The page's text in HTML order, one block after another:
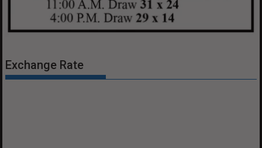
Exchange Rate